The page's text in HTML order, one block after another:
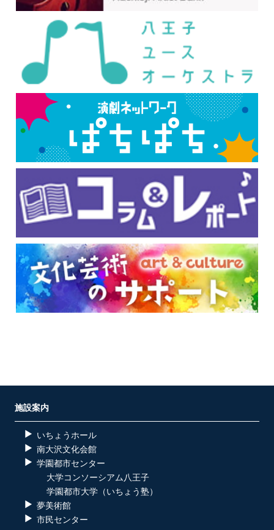
施設案内
いちょうホール
南大沢文化会館
学園都市センター
大学コンソーシアム八王子
学園都市大学（いちょう塾）
夢美術館
市民センター